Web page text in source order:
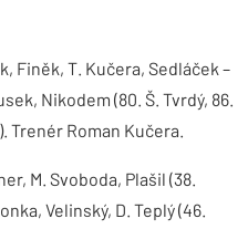
Finěk, T. Kučera, Sedláček –
Nikodem (80. Š. Tvrdý, 86.
Trenér Roman Kučera.
M. Svoboda, Plašil (38.
Velinský, D. Teplý (46.